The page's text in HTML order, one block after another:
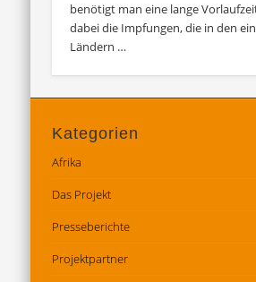
benötigt man eine lange
dabei die Impfungen, die in den
Ländern …
Kategorien
Afrika
Das Projekt
Presseberichte
Projektpartner